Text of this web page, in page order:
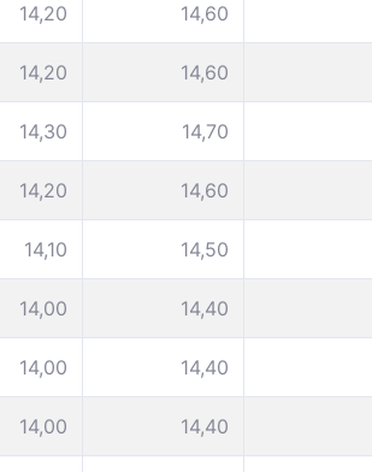
14,20 14,60
14,20 14,60
14,30 14,70
14,20 14,60
14,10 14,50
14,00 14,40
14,00 14,40
14,00 14,40